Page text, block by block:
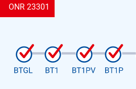
ONR 23301